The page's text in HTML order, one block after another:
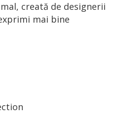
creată de designerii
mai bine